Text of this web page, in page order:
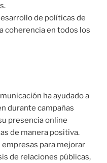
de políticas de
coherencia en todos los
ha ayudado a
durante campañas
presencia online
de manera positiva.
empresas para mejorar
de relaciones públicas,